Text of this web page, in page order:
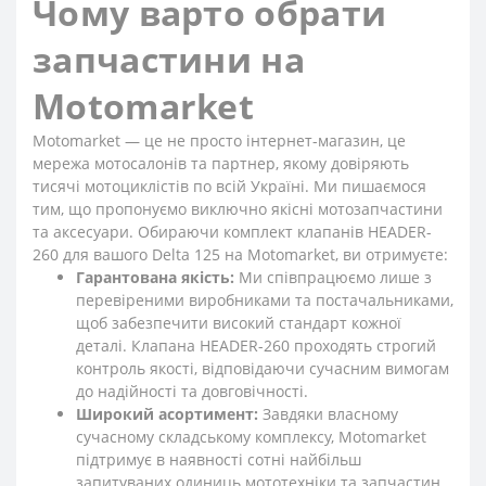
Чому варто обрати
запчастини на
Motomarket
Motomarket — це не просто інтернет-магазин, це
мережа мотосалонів та партнер, якому довіряють
тисячі мотоциклістів по всій Україні. Ми пишаємося
тим, що пропонуємо виключно якісні мотозапчастини
та аксесуари. Обираючи комплект клапанів HEADER-
260 для вашого Delta 125 на Motomarket, ви отримуєте:
Гарантована якість: Ми співпрацюємо лише з
перевіреними виробниками та постачальниками,
щоб забезпечити високий стандарт кожної
деталі. Клапана HEADER-260 проходять строгий
контроль якості, відповідаючи сучасним вимогам
до надійності та довговічності.
Широкий асортимент: Завдяки власному
сучасному складському комплексу, Motomarket
підтримує в наявності сотні найбільш